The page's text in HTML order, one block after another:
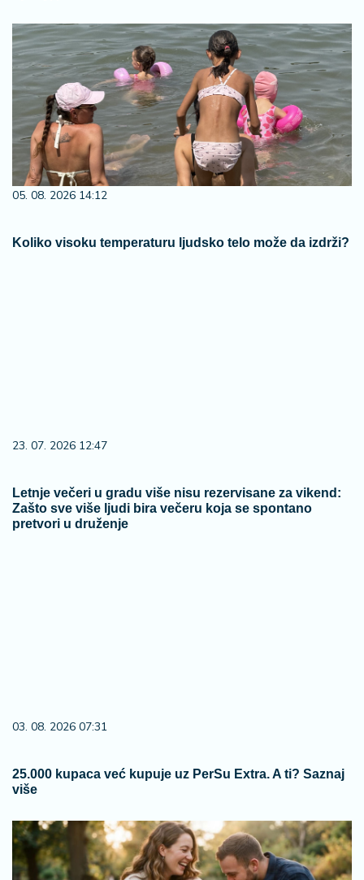
05. 08. 2026 14:12
Koliko visoku temperaturu ljudsko telo može da izdrži?
23. 07. 2026 12:47
Letnje večeri u gradu više nisu rezervisane za vikend:
Zašto sve više ljudi bira večeru koja se spontano
pretvori u druženje
03. 08. 2026 07:31
25.000 kupaca već kupuje uz PerSu Extra. A ti? Saznaj
više